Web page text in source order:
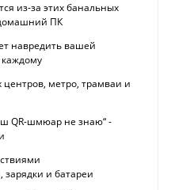
из-за этих банальных
ПК
навредить вашей
каждому
метро, трамваи и
QR-шмюар не знаю“ -
зарядки и батареи